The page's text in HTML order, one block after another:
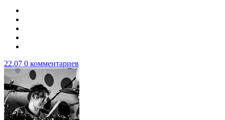
22.07 0 комментариев